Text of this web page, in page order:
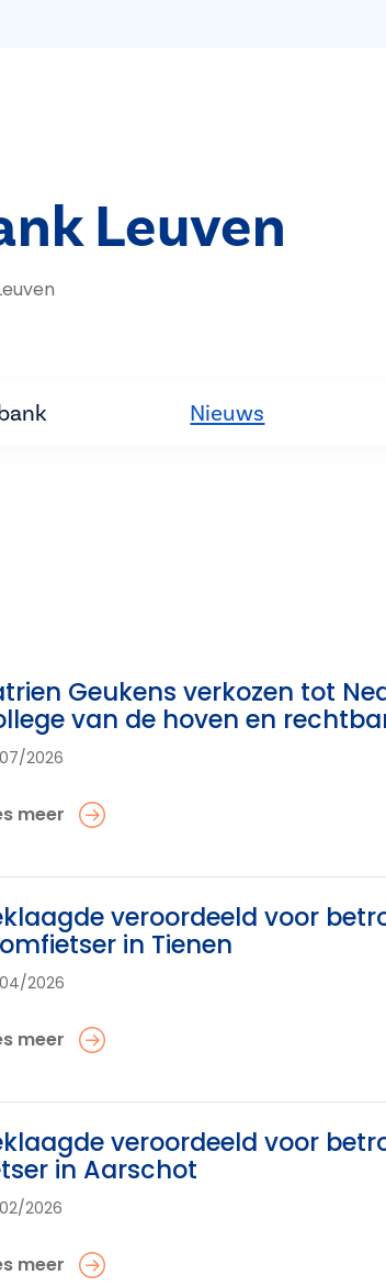
Leuven
Nieuws
Geukens verkozen tot
van de hoven en
2026
meer
veroordeeld voor
in Tienen
2026
meer
veroordeeld voor
in Aarschot
2026
meer